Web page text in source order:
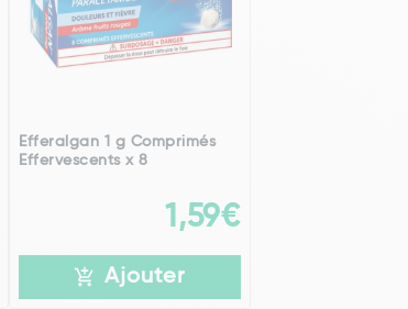
Efferalgan 1 g Comprimés
Effervescents x 8
1,59€
Ajouter